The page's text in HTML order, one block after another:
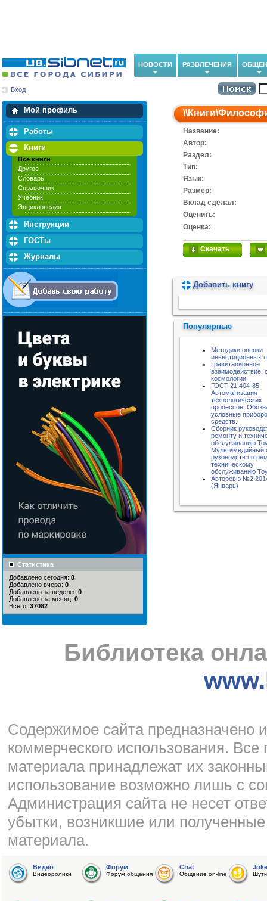
НОВОСТИ РАЗВЛЕЧЕНИЯ
Вход
Мой профиль
Мои закладки
Работы
Книги
Все книги
Другое
Словарь
Справочник
Учебник
Энциклопедия
Инструкции
ГОСТы
Журналы
Статистика
Добавлено сегодня: 0
Добавлено вчера: 0
Добавлено за неделю: 0
Добавлено за месяц: 0
Всего: 37082
\\Книги\
Название:
Автор:
Раздел:
Тип:
Язык:
Размер:
Вклад сделал:
Оценить:
Оценка:
Скачать
Добавить книгу
Популярные
Методики оценки
инвестиционных
Гравитационное
взаимодействие,
космологии.
ГОСТ 21.404-85
Автоматизация
технологических
процессов.
условные
средств.
Сборник
ремонту и
обслуживанию
Мультимедийный
руководств по
техническому
обслуживанию
Авторевю №2
(Январь)
Библиотека
Cодержимое сайта предназначено
коммерческого использования.
материала принадлежат их
использование возможно лишь с
Администрация сайта не несет
убытки, возникшие или
материала.
Видео
Видеоролики
Форум
Форум общения
Chat
Общение on-line
Joke